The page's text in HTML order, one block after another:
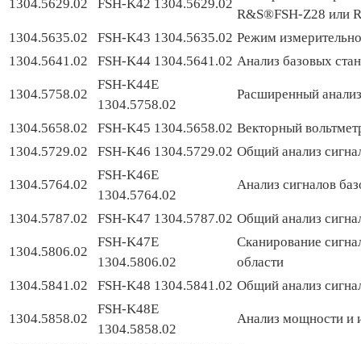
1304.5629.02 FSH-K42 1304.5629.02
R&S®FSH-Z28 или
1304.5635.02
FSH-K43 1304.5635.02 Режим
1304.5641.02
FSH-K44 1304.5641.02 Анализ базовых
1304.5758.02
FSH-K44E
1304.5758.02
Расширенный
1304.5658.02 FSH-K45 1304.5658.02 Векторный
1304.5729.02
FSH-K46 1304.5729.02 Общий анализ
1304.5764.02
FSH-K46E
1304.5764.02
Анализ сигналов
1304.5787.02 FSH-K47 1304.5787.02 Общий анализ
1304.5806.02
FSH-K47E
1304.5806.02
Сканирование
области
1304.5841.02
FSH-K48 1304.5841.02 Общий анализ
1304.5858.02
FSH-K48E
1304.5858.02
Анализ мощности и